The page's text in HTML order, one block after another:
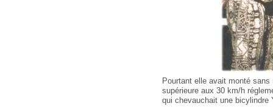
Pourtant elle avait monté
supérieure aux 30 km/h
qui chevauchait une bicylindre